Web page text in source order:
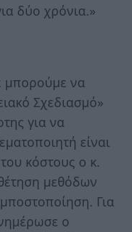
δύο χρόνια.»
μπορούμε να
Σχεδιασμό»
για να
είναι
κόστους ο κ.
μεθόδων
Για
ο